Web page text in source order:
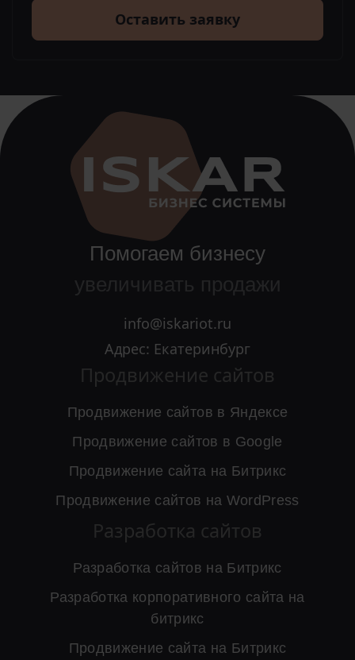
Оставить заявку
Помогаем бизнесу
увеличивать продажи
info@iskariot.ru
Адрес: Екатеринбург
Продвижение сайтов
Продвижение сайтов в Яндексе
Продвижение сайтов в Google
Продвижение сайта на Битрикс
Продвижение сайтов на WordPress
Разработка сайтов
Разработка сайтов на Битрикс
Разработка корпоративного сайта на
битрикс
Продвижение сайта на Битрикс